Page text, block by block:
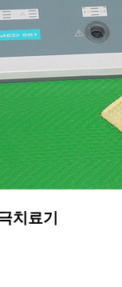
치료기